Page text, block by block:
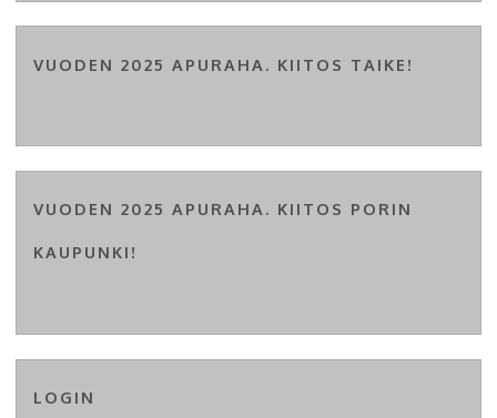
VUODEN 2025 APURAHA. KIITOS TAIKE!
VUODEN 2025 APURAHA. KIITOS PORIN
KAUPUNKI!
LOGIN